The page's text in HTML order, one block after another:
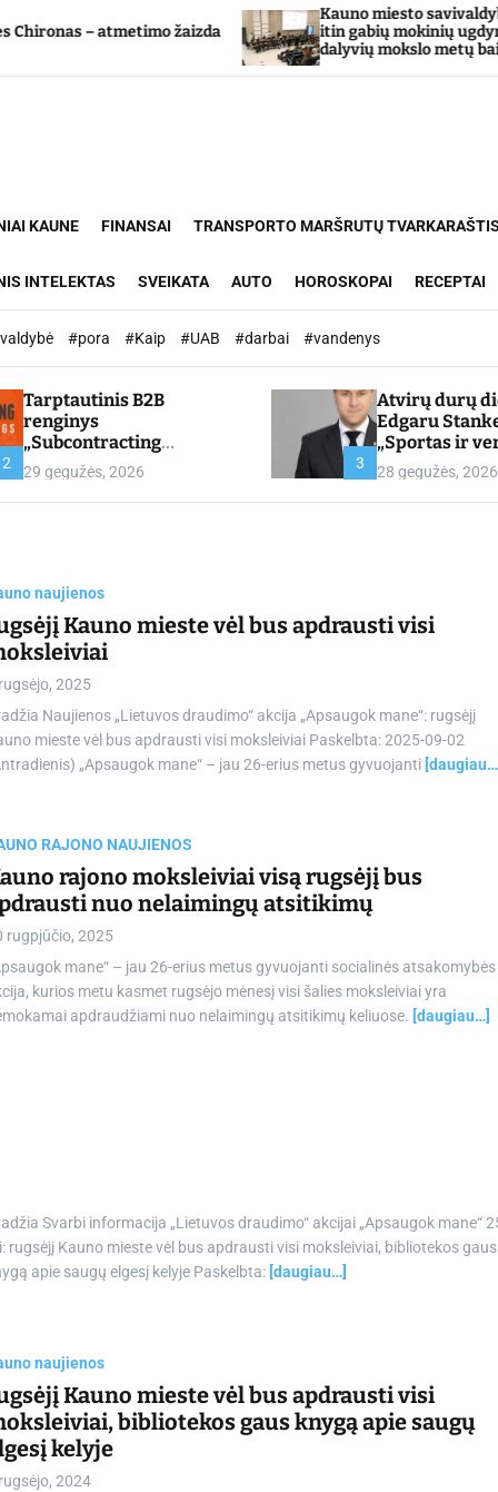
žaizda
Kauno miesto savivaldybė
itin gabių mokinių ugdymo
dalyvių mokslo metų baigimo šventė
KAUNE FINANSAI TRANSPORTO MARŠRUTŲ
INTELEKTAS SVEIKATA AUTO HOROSKOPAI RECEPTAI
#pora #Kaip #UAB #darbai #vandenys
2
Tarptautinis B2B
renginys
„Subcontracting
Meetings 2026“ –
chamber.lt
29 gegužės, 2026 3
Atvirų durų
Edgaru
„Sportas ir
partnerystės,
kuria vertę“ –
chamber.lt
28 gegužės, 2026
naujienos
Kauno mieste vėl bus apdrausti visi
2025
Naujienos „Lietuvos draudimo“ akcija „Apsaugok mane“: rugsėjį
mieste vėl bus apdrausti visi moksleiviai Paskelbta: 2025-09-02
„Apsaugok mane“ – jau 26-erius metus gyvuojanti
RAJONO NAUJIENOS
rajono moksleiviai visą rugsėjį bus
nuo nelaimingų atsitikimų
rugpjūčio, 2025
mane“ – jau 26-erius metus gyvuojanti socialinės atsakomybės
kurios metu kasmet rugsėjo mėnesį visi šalies moksleiviai yra
apdraudžiami nuo nelaimingų atsitikimų keliuose. [daugiau…]
Svarbi informacija „Lietuvos draudimo“ akcijai „Apsaugok mane“
rugsėjį Kauno mieste vėl bus apdrausti visi moksleiviai, bibliotekos gaus
apie saugų elgesį kelyje Paskelbta: [daugiau…]
naujienos
Kauno mieste vėl bus apdrausti visi
bibliotekos gaus knygą apie saugų
kelyje
2024